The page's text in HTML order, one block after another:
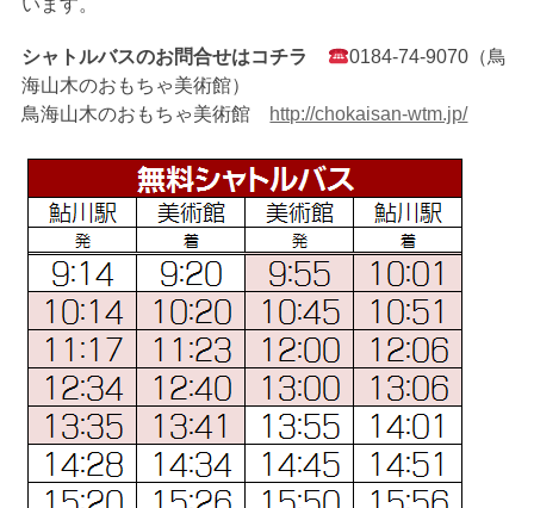
います。
シャトルバスのお問合せはコチラ
0184-74-9070（鳥
海山木のおもちゃ美術館）
鳥海山木のおもちゃ美術館 http://chokaisan-wtm.jp/